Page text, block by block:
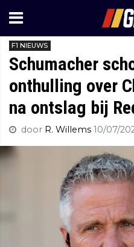
F1 NIEUWS
Schumacher
onthulling over
na ontslag bij
door R. Willems 10/07/